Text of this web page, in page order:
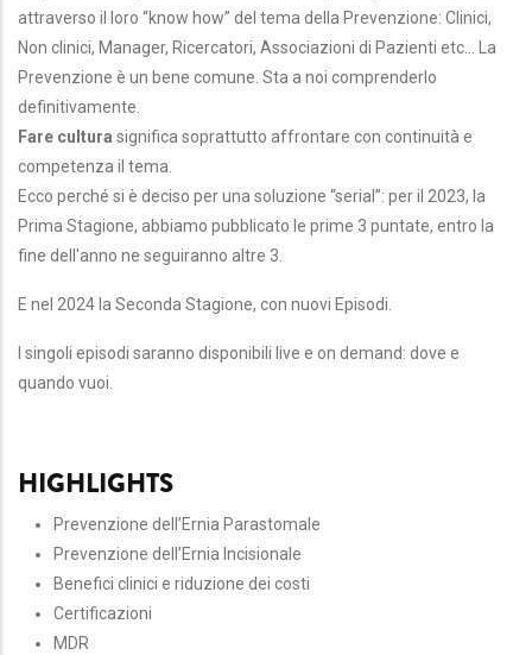
attraverso il loro “know how” del tema della Prevenzione: Clinici,
Non clinici, Manager, Ricercatori, Associazioni di Pazienti etc... La
Prevenzione è un bene comune. Sta a noi comprenderlo
definitivamente.
Fare cultura significa soprattutto affrontare con continuità e
competenza il tema.
Ecco perché si è deciso per una soluzione “serial”: per il 2023, la
Prima Stagione, abbiamo pubblicato le prime 3 puntate, entro la
fine dell'anno ne seguiranno altre 3.
E nel 2024 la Seconda Stagione, con nuovi Episodi.
I singoli episodi saranno disponibili live e on demand: dove e
quando vuoi.
HIGHLIGHTS
Prevenzione dell’Ernia Parastomale
Prevenzione dell’Ernia Incisionale
Benefici clinici e riduzione dei costi
Certificazioni
MDR